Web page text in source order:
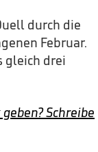
durch die
Februar.
gleich drei
Schreibe